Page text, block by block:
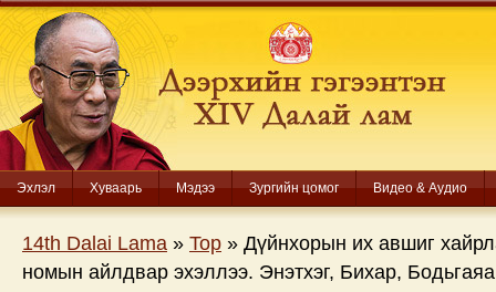
Эхлэл Хуваарь Мэдээ Зургийн цомог Видео & Аудио
14th Dalai Lama » Top » Дүйнхорын их авшиг
номын айлдвар эхэллээ. Энэтхэг, Бихар,